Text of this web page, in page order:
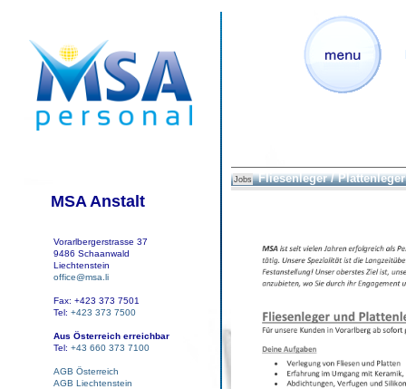
MSA Anstalt
Vorarlbergerstrasse 37
9486 Schaanwald
Liechtenstein
office@msa.li
Fax: +423 373 7501
Tel: +423 373 7500
Aus Österreich erreichbar
Tel: +43 660 373 7100
AGB Österreich
AGB Liechtenstein
Jobs Fliesenleger / Plattenleger